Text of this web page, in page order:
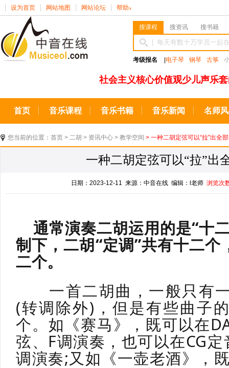
设为首页 网站地图 网站论坛 帮助 ∨
搜课程 搜资讯 搜书籍
考级报名 电子琴 钢琴 古筝
社会主义核心价值观少儿声乐
首页 音乐课程 音乐书籍 音乐新闻 名师
您当前的位置： 首页 > 二胡 > 资讯中心 > 教学空间 > 一种二胡定弦可以“拉”出全
一种二胡定弦可以“拉”出
日期：2023-12-11 来源：中音在线 编辑：l老师浏览次
通常演奏二胡运用的是“十
制下，二胡“定调”共有十二
二个。
一首二胡曲，一般只有
(转调除外)，但是有些曲子
个。如《赛马》，既可以在
弦、F调演奏，也可以在CG
调演奏;又如《一壶老酒》，